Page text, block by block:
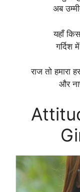
अब
यहाँ
गर्दिश
राज तो हमारा
और